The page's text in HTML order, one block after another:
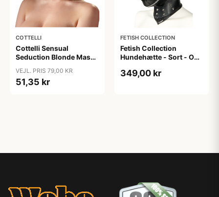
COTTELLI
Cottelli Sensual
Seduction Blonde Maske
VEJL. PRIS 79,00 KR
51,35 kr
FETISH COLLECTION
Fetish Collection
Hundehætte - Sort - One
349,00 kr